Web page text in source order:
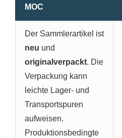
MOC
Der Sammlerartikel ist
neu und
originalverpackt. Die
Verpackung kann
leichte Lager- und
Transportspuren
aufweisen.
Produktionsbedingte